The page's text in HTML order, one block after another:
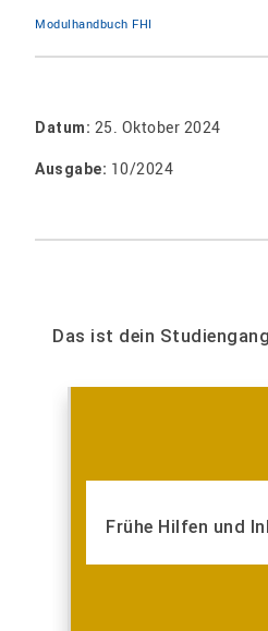
Modulhandbuch FHI
Datum: 25. Oktober 2024
Ausgabe: 10/2024
Das ist dein
Frühe Hilfen und